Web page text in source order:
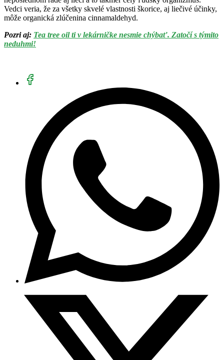
Vedci veria, že za všetky skvelé vlastnosti škorice, aj liečivé účinky,
môže organická zlúčenina cinnamaldehyd.
Pozri aj: Tea tree oil ti v lekárničke nesmie chýbať. Zatočí s týmito
neduhmi!